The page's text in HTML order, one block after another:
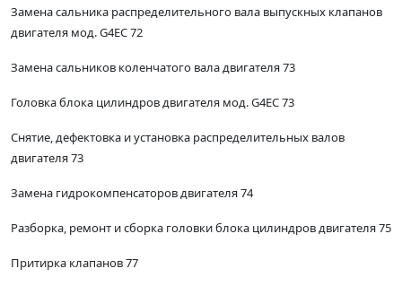
Замена сальника распределительного вала выпускных клапанов
двигателя мод. G4EC 72
Замена сальников коленчатого вала двигателя 73
Головка блока цилиндров двигателя мод. G4EC 73
Снятие, дефектовка и установка распределительных валов
двигателя 73
Замена гидрокомпенсаторов двигателя 74
Разборка, ремонт и сборка головки блока цилиндров двигателя 75
Притирка клапанов 77